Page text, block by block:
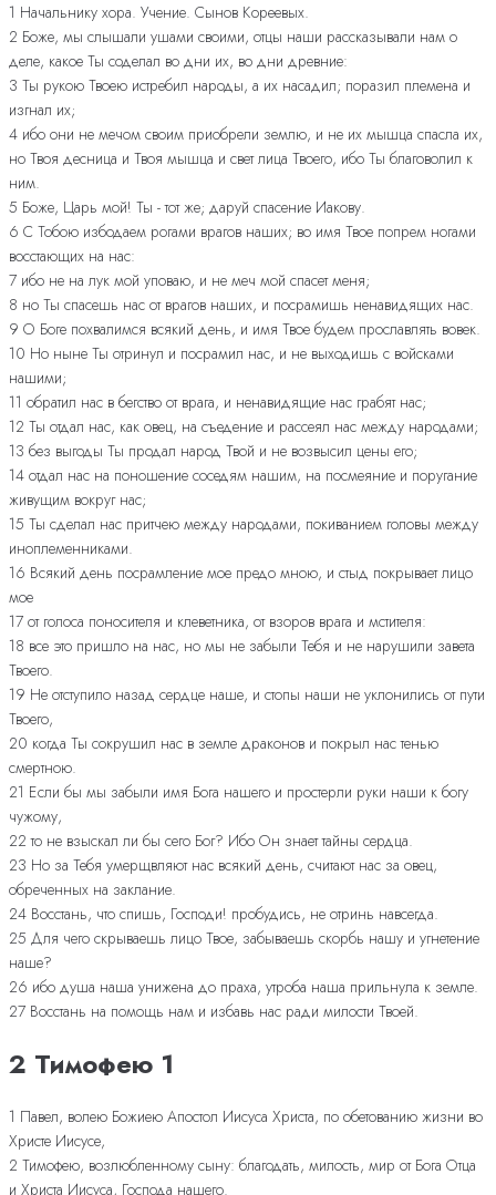
1 Начальнику хора. Учение. Сынов Кореевых.
2 Боже, мы слышали ушами своими, отцы наши рассказывали нам о
деле, какое Ты соделал во дни их, во дни древние:
3 Ты рукою Твоею истребил народы, а их насадил; поразил племена и
изгнал их;
4 ибо они не мечом своим приобрели землю, и не их мышца спасла их,
но Твоя десница и Твоя мышца и свет лица Твоего, ибо Ты благоволил к
ним.
5 Боже, Царь мой! Ты - тот же; даруй спасение Иакову.
6 С Тобою избодаем рогами врагов наших; во имя Твое попрем ногами
восстающих на нас:
7 ибо не на лук мой уповаю, и не меч мой спасет меня;
8 но Ты спасешь нас от врагов наших, и посрамишь ненавидящих нас.
9 О Боге похвалимся всякий день, и имя Твое будем прославлять вовек.
10 Но ныне Ты отринул и посрамил нас, и не выходишь с войсками
нашими;
11 обратил нас в бегство от врага, и ненавидящие нас грабят нас;
12 Ты отдал нас, как овец, на съедение и рассеял нас между народами;
13 без выгоды Ты продал народ Твой и не возвысил цены его;
14 отдал нас на поношение соседям нашим, на посмеяние и поругание
живущим вокруг нас;
15 Ты сделал нас притчею между народами, покиванием головы между
иноплеменниками.
16 Всякий день посрамление мое предо мною, и стыд покрывает лицо
мое
17 от голоса поносителя и клеветника, от взоров врага и мстителя:
18 все это пришло на нас, но мы не забыли Тебя и не нарушили завета
Твоего.
19 Не отступило назад сердце наше, и стопы наши не уклонились от пути
Твоего,
20 когда Ты сокрушил нас в земле драконов и покрыл нас тенью
смертною.
21 Если бы мы забыли имя Бога нашего и простерли руки наши к богу
чужому,
22 то не взыскал ли бы сего Бог? Ибо Он знает тайны сердца.
23 Но за Тебя умерщвляют нас всякий день, считают нас за овец,
обреченных на заклание.
24 Восстань, что спишь, Господи! пробудись, не отринь навсегда.
25 Для чего скрываешь лицо Твое, забываешь скорбь нашу и угнетение
наше?
26 ибо душа наша унижена до праха, утроба наша прильнула к земле.
27 Восстань на помощь нам и избавь нас ради милости Твоей.
2 Тимофею 1
1 Павел, волею Божиею Апостол Иисуса Христа, по обетованию жизни во
Христе Иисусе,
2 Тимофею, возлюбленному сыну: благодать, милость, мир от Бога Отца
и Христа Иисуса, Господа нашего.